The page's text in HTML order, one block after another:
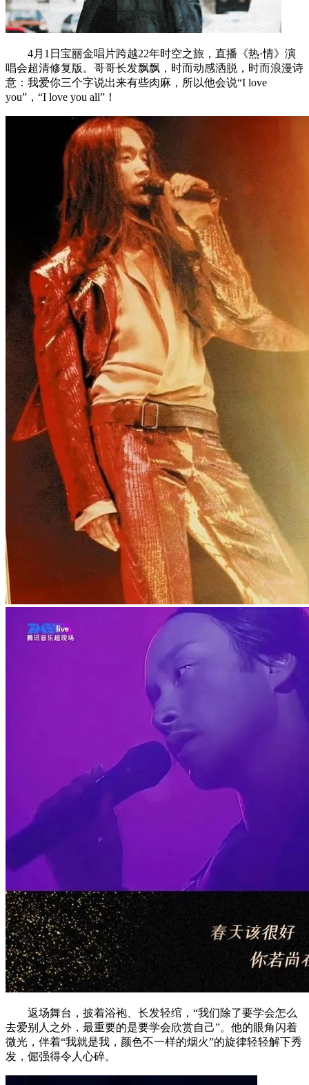
4月1日宝丽金唱片跨越22年时空之旅，直播《热·情》演
唱会超清修复版。哥哥长发飘飘，时而动感洒脱，时而浪漫诗
意：我爱你三个字说出来有些肉麻，所以他会说“I love
you”，“I love you all”！
返场舞台，披着浴袍、长发轻绾，“我们除了要学会怎么
去爱别人之外，最重要的是要学会欣赏自己”。他的眼角闪着
微光，伴着“我就是我，颜色不一样的烟火”的旋律轻轻解下秀
发，倔强得令人心碎。